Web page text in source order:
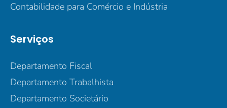
Contabilidade para Comércio e Indústria
Serviços
Departamento Fiscal
Departamento Trabalhista
Departamento Societário